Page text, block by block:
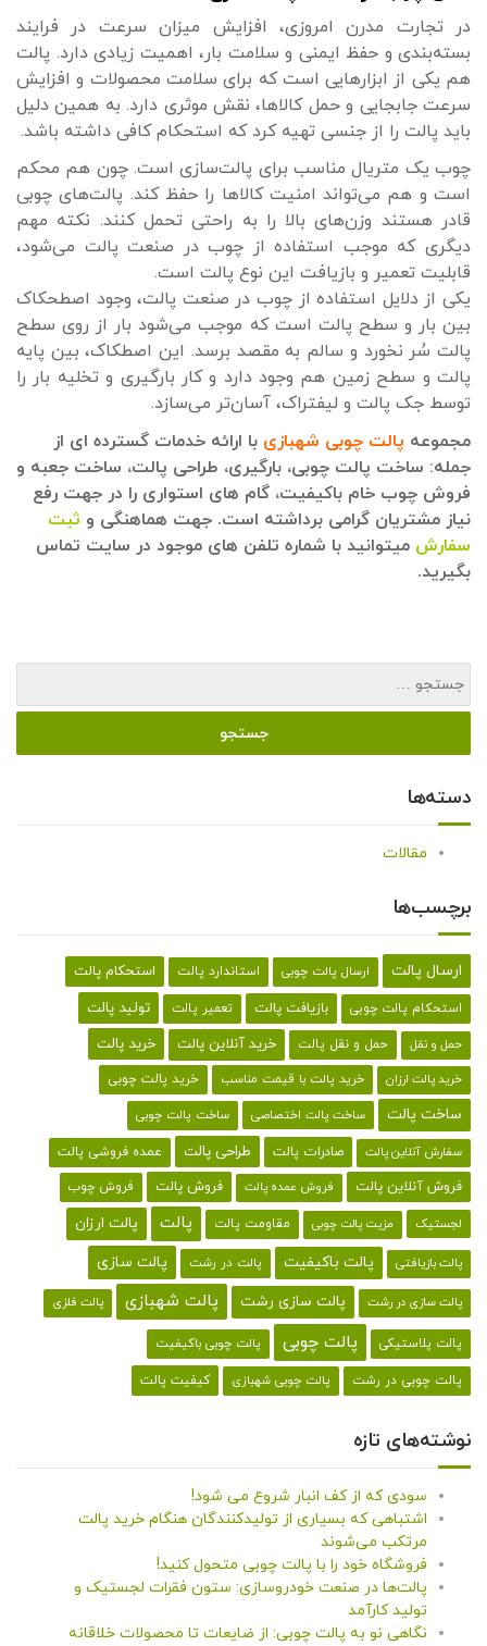
در تجارت مدرن امروزی، افزایش میزان سرعت در فرایند
بسته‌بندی و حفظ ایمنی و سلامت بار، اهمیت زیادی دارد. پالت
هم یکی از ابزارهایی است که برای سلامت محصولات و افزایش
سرعت جابجایی و حمل کالاها، نقش موثری دارد. به همین دلیل
باید پالت را از جنسی تهیه کرد که استحکام کافی داشته باشد.
چوب یک متریال مناسب برای پالت‌سازی است. چون هم محکم
است و هم می‌تواند امنیت کالاها را حفظ کند. پالت‌های چوبی
قادر هستند وزن‌های بالا را به راحتی تحمل کنند. نکته مهم
دیگری که موجب استفاده از چوب در صنعت پالت می‌شود،
قابلیت تعمیر و بازیافت این نوع پالت است.
یکی از دلایل استفاده از چوب در صنعت پالت، وجود اصطحکاک
بین بار و سطح پالت است که موجب می‌شود بار از روی سطح
پالت سُر نخورد و سالم به مقصد برسد. این اصطکاک، بین پایه
پالت و سطح زمین هم وجود دارد و کار بارگیری و تخلیه بار را
توسط جک پالت و لیفتراک، آسان‌تر می‌سازد.
مجموعه پالت چوبی شهبازی با ارائه خدمات گسترده ای از
جمله: ساخت پالت چوبی، بارگیری، طراحی پالت، ساخت جعبه و
فروش چوب خام باکیفیت، گام های استواری را در جهت رفع
نیاز مشتریان گرامی برداشته است. جهت هماهنگی و ثبت
سفارش میتوانید با شماره تلفن های موجود در سایت تماس
بگیرید.
دسته‌ها
مقالات
برچسب‌ها
ارسال پالت ارسال پالت چوبی استاندارد پالت استحکام پالت
استحکام پالت چوبی بازیافت پالت تعمیر پالت تولید پالت
حمل و نقل حمل و نقل پالت خرید آنلاین پالت خرید پالت
خرید پالت ارزان خرید پالت با قیمت مناسب خرید پالت چوبی
ساخت پالت ساخت پالت اختصاصی ساخت پالت چوبی
سفارش آنلاین پالت صادرات پالت طراحی پالت عمده فروشی پالت
فروش آنلاین پالت فروش عمده پالت فروش پالت فروش چوب
لجستیک مزیت پالت چوبی مقاومت پالت پالت پالت ارزان
پالت بازیافتی پالت باکیفیت پالت در رشت پالت سازی
پالت سازی در رشت پالت سازی رشت پالت شهبازی پالت فلزی
پالت پلاستیکی پالت چوبی پالت چوبی باکیفیت
پالت چوبی در رشت پالت چوبی شهبازی کیفیت پالت
نوشته‌های تازه
سودی که از کف انبار شروع می شود!
اشتباهی که بسیاری از تولیدکنندگان هنگام خرید پالت
مرتکب می‌شوند
فروشگاه خود را با پالت چوبی متحول کنید!
پالت‌ها در صنعت خودروسازی: ستون فقرات لجستیک و
تولید کارآمد
نگاهی نو به پالت چوبی: از ضایعات تا محصولات خلاقانه